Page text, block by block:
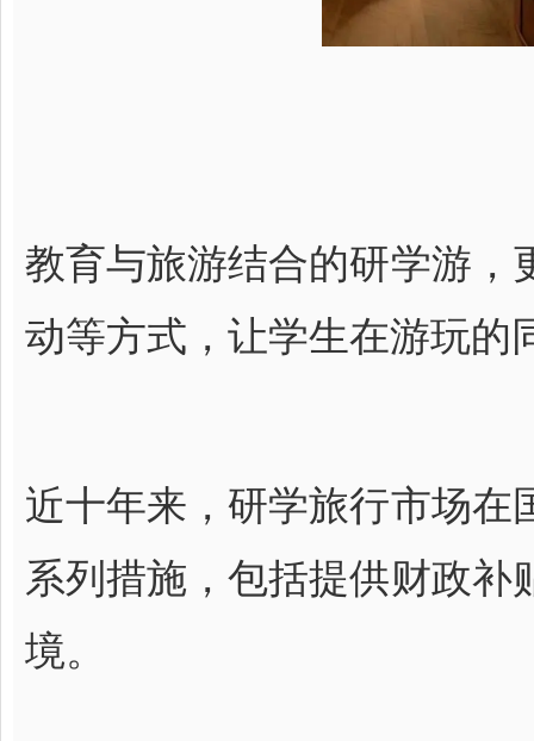
教育与旅游结合的研学游，
动等方式，让学生在游玩的
近十年来，研学旅行市场在
系列措施，包括提供财政
境。